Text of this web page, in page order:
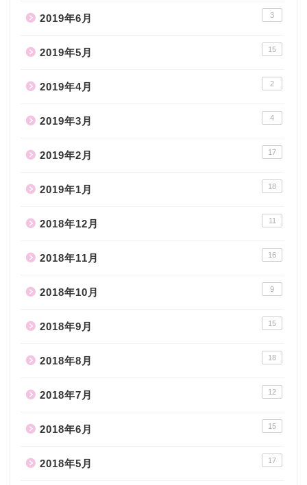
2019年6月 3
2019年5月 15
2019年4月 2
2019年3月 4
2019年2月 17
2019年1月 18
2018年12月 11
2018年11月 16
2018年10月 9
2018年9月 15
2018年8月 18
2018年7月 12
2018年6月 15
2018年5月 17